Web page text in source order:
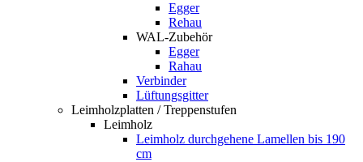
Egger
Rehau
WAL-Zubehör
Egger
Rahau
Verbinder
Lüftungsgitter
Leimholzplatten / Treppenstufen
Leimholz
Leimholz durchgehene Lamellen bis 190
cm